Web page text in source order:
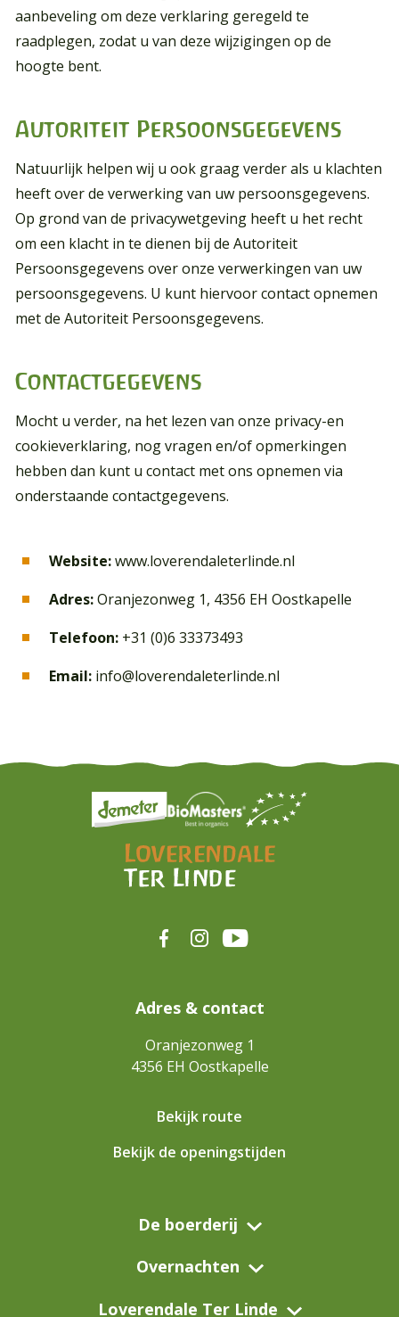
aanbeveling om deze verklaring geregeld te
raadplegen, zodat u van deze wijzigingen op de
hoogte bent.
Autoriteit Persoonsgegevens
Natuurlijk helpen wij u ook graag verder als u klachten
heeft over de verwerking van uw persoonsgegevens.
Op grond van de privacywetgeving heeft u het recht
om een klacht in te dienen bij de Autoriteit
Persoonsgegevens over onze verwerkingen van uw
persoonsgegevens. U kunt hiervoor contact opnemen
met de Autoriteit Persoonsgegevens.
Contactgegevens
Mocht u verder, na het lezen van onze privacy-en
cookieverklaring, nog vragen en/of opmerkingen
hebben dan kunt u contact met ons opnemen via
onderstaande contactgegevens.
Website:www.loverendaleterlinde.nl
Adres:Oranjezonweg 1, 4356 EH Oostkapelle
Telefoon: +31 (0)6 33373493
Email: info@loverendaleterlinde.nl
De boerderij
Overnachten
Loverendale Ter Linde
Adres & contact
Oranjezonweg 1
4356 EH Oostkapelle
Bekijk route
Bekijk de openingstijden